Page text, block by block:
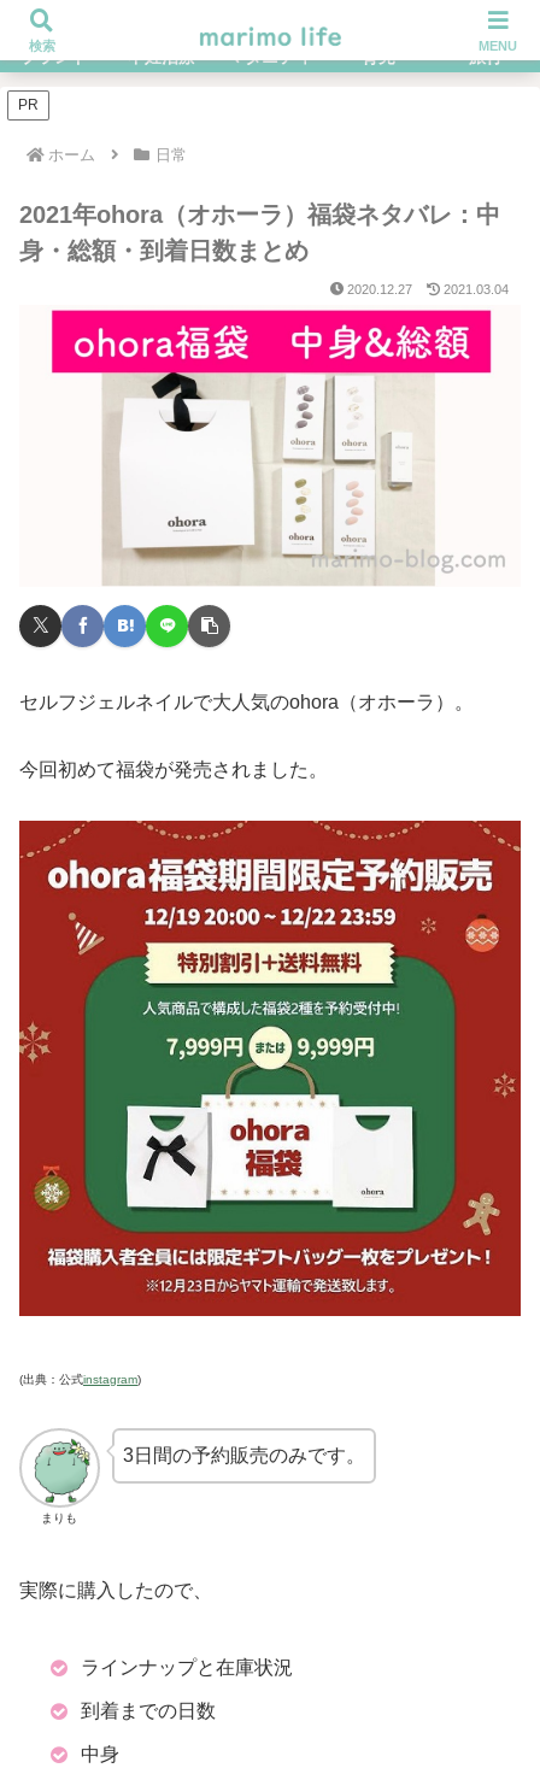
ブランド 不妊治療 マタニティ 育児 旅行
PR
ホーム 日常
2021年ohora（オホーラ）福袋ネタバレ：中
身・総額・到着日数まとめ
2020.12.27 2021.03.04
セルフジェルネイルで大人気のohora（オホーラ）。
今回初めて福袋が発売されました。
(出典：公式instagram)
まりも
3日間の予約販売のみです。
実際に購入したので、
ラインナップと在庫状況
到着までの日数
中身
検索 MENU